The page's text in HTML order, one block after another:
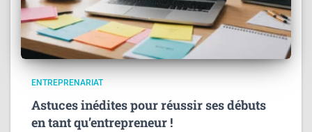
ENTREPRENARIAT
Astuces inédites pour réussir ses débuts
en tant qu’entrepreneur !